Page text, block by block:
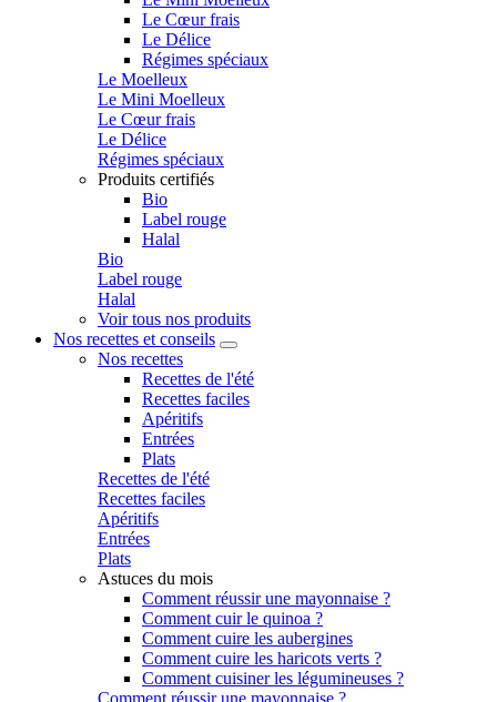
Le Cœur frais
Le Délice
Régimes spéciaux
Le Moelleux
Le Mini Moelleux
Le Cœur frais
Le Délice
Régimes spéciaux
Produits certifiés
Bio
Label rouge
Halal
Bio
Label rouge
Halal
Voir tous nos produits
Nos recettes et conseils
Nos recettes
Recettes de l'été
Recettes faciles
Apéritifs
Entrées
Plats
Recettes de l'été
Recettes faciles
Apéritifs
Entrées
Plats
Astuces du mois
Comment réussir une mayonnaise ?
Comment cuir le quinoa ?
Comment cuire les aubergines
Comment cuire les haricots verts ?
Comment cuisiner les légumineuses ?
Comment réussir une mayonnaise ?